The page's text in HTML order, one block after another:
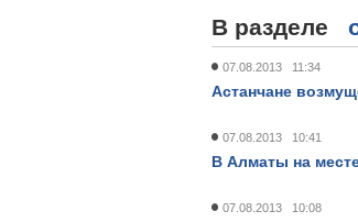
В разделе
07.08.2013 11:34
Астанчане
07.08.2013 10:41
В Алматы на
07.08.2013 10:08